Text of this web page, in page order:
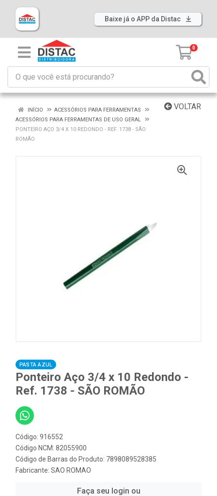
Baixe já o APP da Distac
0
VOLTAR
INÍCIO
ACESSÓRIOS PARA FERRAMENTAS
ACESSÓRIOS PARA FERRAMENTAS DE USO GERAL
PONTEIRO AÇO 3/4 X 10 REDONDO - REF. 1738 - SÃO
ROMÃO
PASTA AZUL
Ponteiro Aço 3/4 x 10 Redondo -
Ref. 1738 - SÃO ROMÃO
Código: 916552
Código NCM: 82055900
Código de Barras do Produto: 7898089528385
Fabricante: SAO ROMAO
Faça seu login ou